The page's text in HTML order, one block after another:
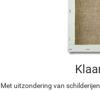
Met uitzondering van